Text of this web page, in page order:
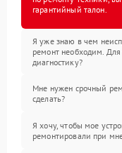
гарантийный талон.
Я уже знаю в чем
ремонт необходим. Для
диагностику?
Мне нужен срочный
сделать?
Я хочу, чтобы мое
ремонтировали при